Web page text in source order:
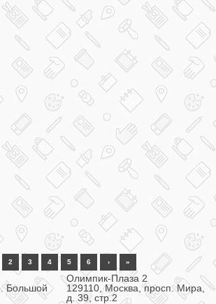
2 3 4 5 6 › »
Большой
Олимпик-Плаза 2
129110, Москва, просп. Мира,
д. 39, стр.2